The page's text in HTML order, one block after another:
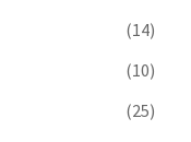
(14)
(10)
(25)